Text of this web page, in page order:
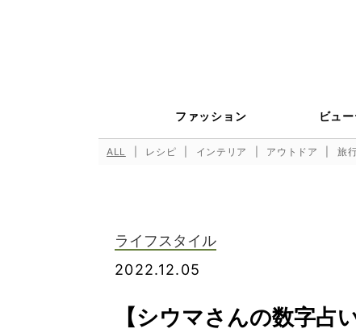
ファッション ビュ
ALL レシピ インテリア アウトドア 旅
ライフスタイル
2022.12.05
【シウマさんの数字占